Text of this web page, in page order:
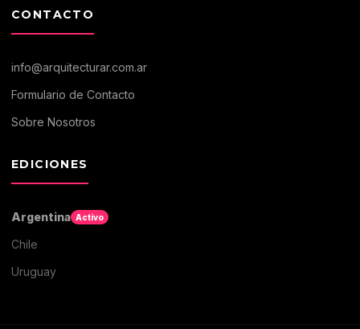
CONTACTO
info@arquitecturar.com.ar
Formulario de Contacto
Sobre Nosotros
EDICIONES
Argentina Activo
Chile
Uruguay